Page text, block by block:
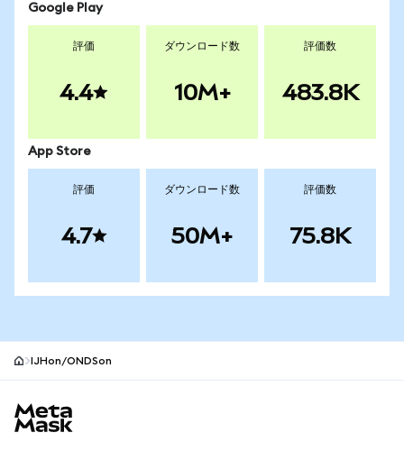
Google Play
評価
4.4
ダウンロード数
10M+
評価数
483.8K
App Store
評価
4.7
ダウンロード数
50M+
評価数
75.8K
IJHon/ONDSon